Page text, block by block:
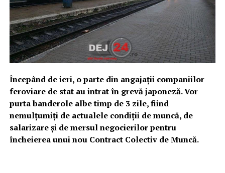
Începând de ieri, o parte din angajații companiilor
feroviare de stat au intrat în grevă japoneză. Vor
purta banderole albe timp de 3 zile, fiind
nemulţumiţi de actualele condiții de muncă, de
salarizare și de mersul negocierilor pentru
încheierea unui nou Contract Colectiv de Muncă.